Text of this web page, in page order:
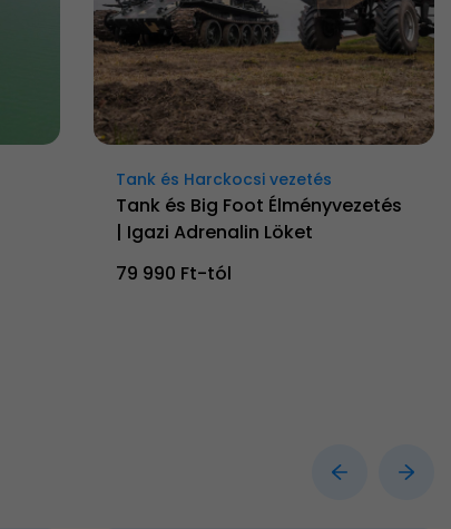
Tank és Harckocsi vezetés
Tank és Big Foot Élményvezetés
| Igazi Adrenalin Löket
79 990 Ft-tól